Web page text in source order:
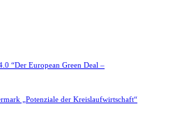
“Der European Green Deal –
„Potenziale der Kreislaufwirtschaft“